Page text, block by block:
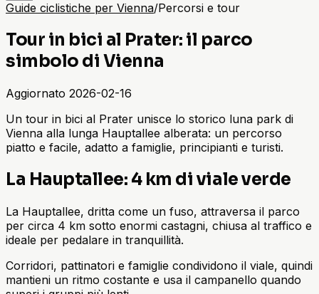
Guide ciclistiche per Vienna/Percorsi e tour
Tour in bici al Prater: il parco
simbolo di Vienna
Aggiornato 2026-02-16
Un tour in bici al Prater unisce lo storico luna park di
Vienna alla lunga Hauptallee alberata: un percorso
piatto e facile, adatto a famiglie, principianti e turisti.
La Hauptallee: 4 km di viale verde
La Hauptallee, dritta come un fuso, attraversa il parco
per circa 4 km sotto enormi castagni, chiusa al traffico e
ideale per pedalare in tranquillità.
Corridori, pattinatori e famiglie condividono il viale, quindi
mantieni un ritmo costante e usa il campanello quando